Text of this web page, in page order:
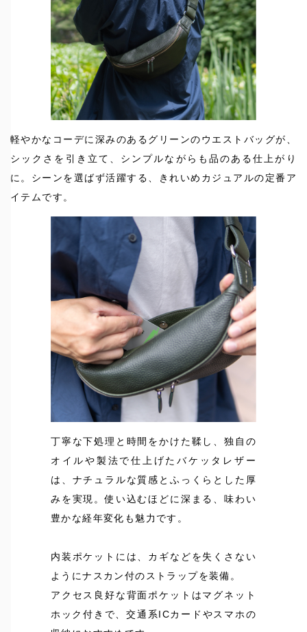
軽やかなコーデに深みのあるグリーンのウエストバッグが、
シックさを引き立て、シンプルながらも品のある仕上がり
に。シーンを選ばず活躍する、きれいめカジュアルの定番ア
イテムです。
丁寧な下処理と時間をかけた鞣し、独自の
オイルや製法で仕上げたバケッタレザー
は、ナチュラルな質感とふっくらとした厚
みを実現。使い込むほどに深まる、味わい
豊かな経年変化も魅力です。
内装ポケットには、カギなどを失くさない
ようにナスカン付のストラップを装備。
アクセス良好な背面ポケットはマグネット
ホック付きで、交通系ICカードやスマホの